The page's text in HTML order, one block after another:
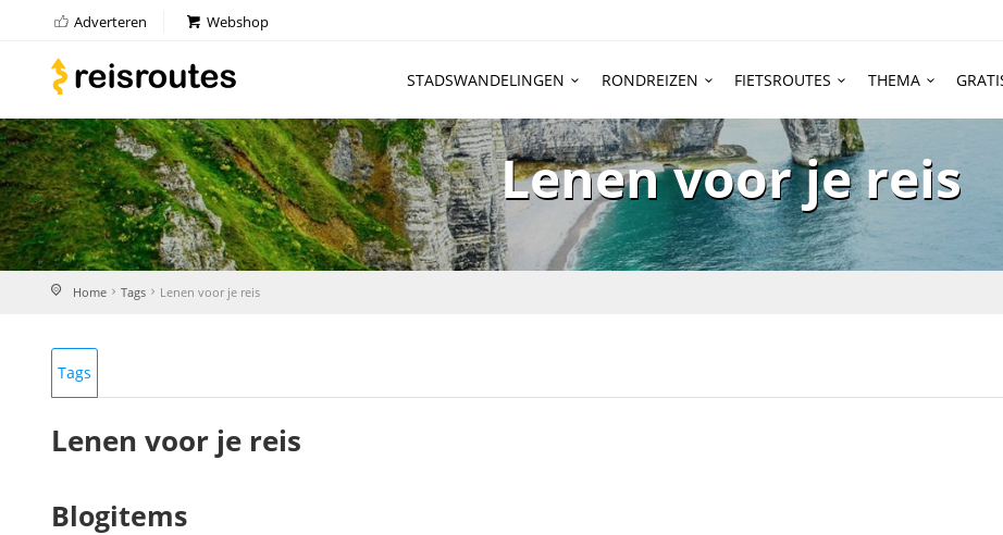
Adverteren Webshop
STADSWANDELINGEN RONDREIZEN FIETSROUTES THEMA
Lenen voor je reis
Home Tags Lenen voor je reis
Tags
Lenen voor je reis
Blogitems